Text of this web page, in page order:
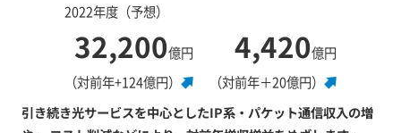
2022年度（予想）
32,200億円
（対前年+124億円）
4,420億円
（対前年＋20億円）
引き続き光サービスを中心としたIP系・パケット通信収入の増